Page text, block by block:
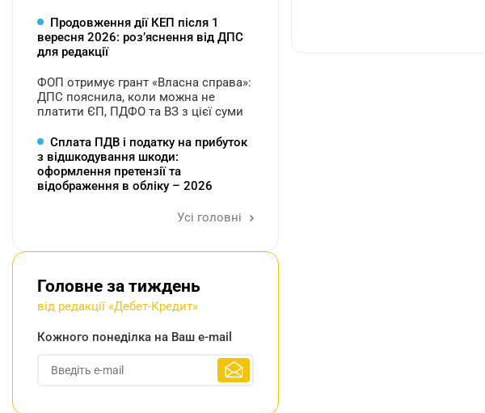
Продовження дії КЕП після 1
вересня 2026: розʼяснення від ДПС
для редакції
ФОП отримує грант «Власна справа»:
ДПС пояснила, коли можна не
платити ЄП, ПДФО та ВЗ з цієї суми
Сплата ПДВ і податку на прибуток
з відшкодування шкоди:
оформлення претензії та
відображення в обліку – 2026
Усі головні
Головне за тиждень
від редакції «Дебет-Кредит»
Кожного понеділка на Ваш e-mail